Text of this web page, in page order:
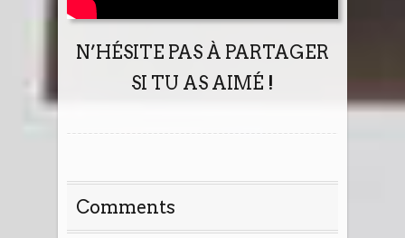
N’HÉSITE PAS À PARTAGER
SI TU AS AIMÉ !
Comments